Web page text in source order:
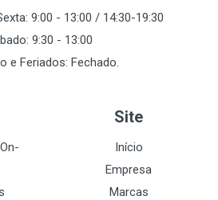
9:00 - 13:00 / 14:30-19:30
9:30 - 13:00
e Feriados: Fechado.
Site
Início
Empresa
Marcas